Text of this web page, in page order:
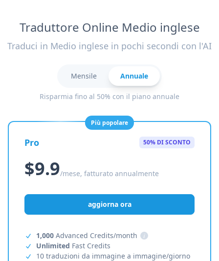
Traduttore Online Medio inglese
Traduci in Medio inglese in pochi secondi con l'AI
Mensile Annuale
Risparmia fino al 50% con il piano annuale
Più popolare
Pro 50% DI SCONTO
$9.9/mese, fatturato annualmente
aggiorna ora
1,000 Advanced Credits/month
i
Unlimited Fast Credits
10 traduzioni da immagine a immagine/giorno